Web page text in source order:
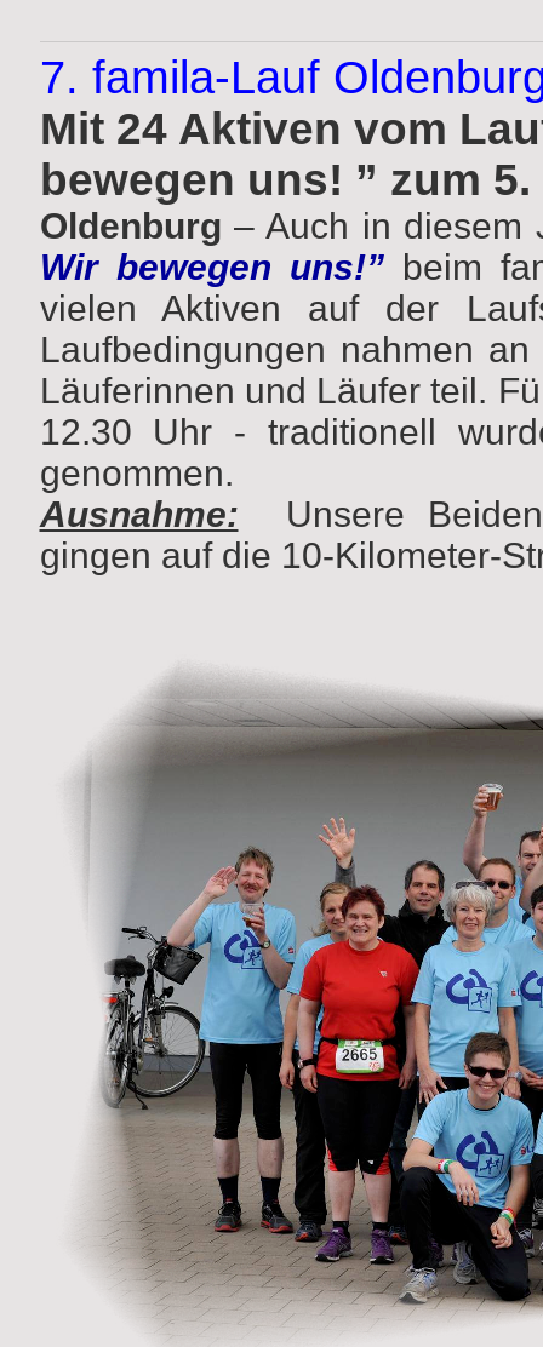
7. famila-Lauf
Mit 24 Aktiven vom
bewegen uns! ” zum
Oldenburg– Auch in diesem
Wir bewegen uns!”beim
vielen Aktiven auf der
Laufbedingungen nahmen
Läuferinnen und Läufer teil.
12.30 Uhr - traditionell
genommen.
Ausnahme:
Unsere
gingen auf die 10-Kilometer-